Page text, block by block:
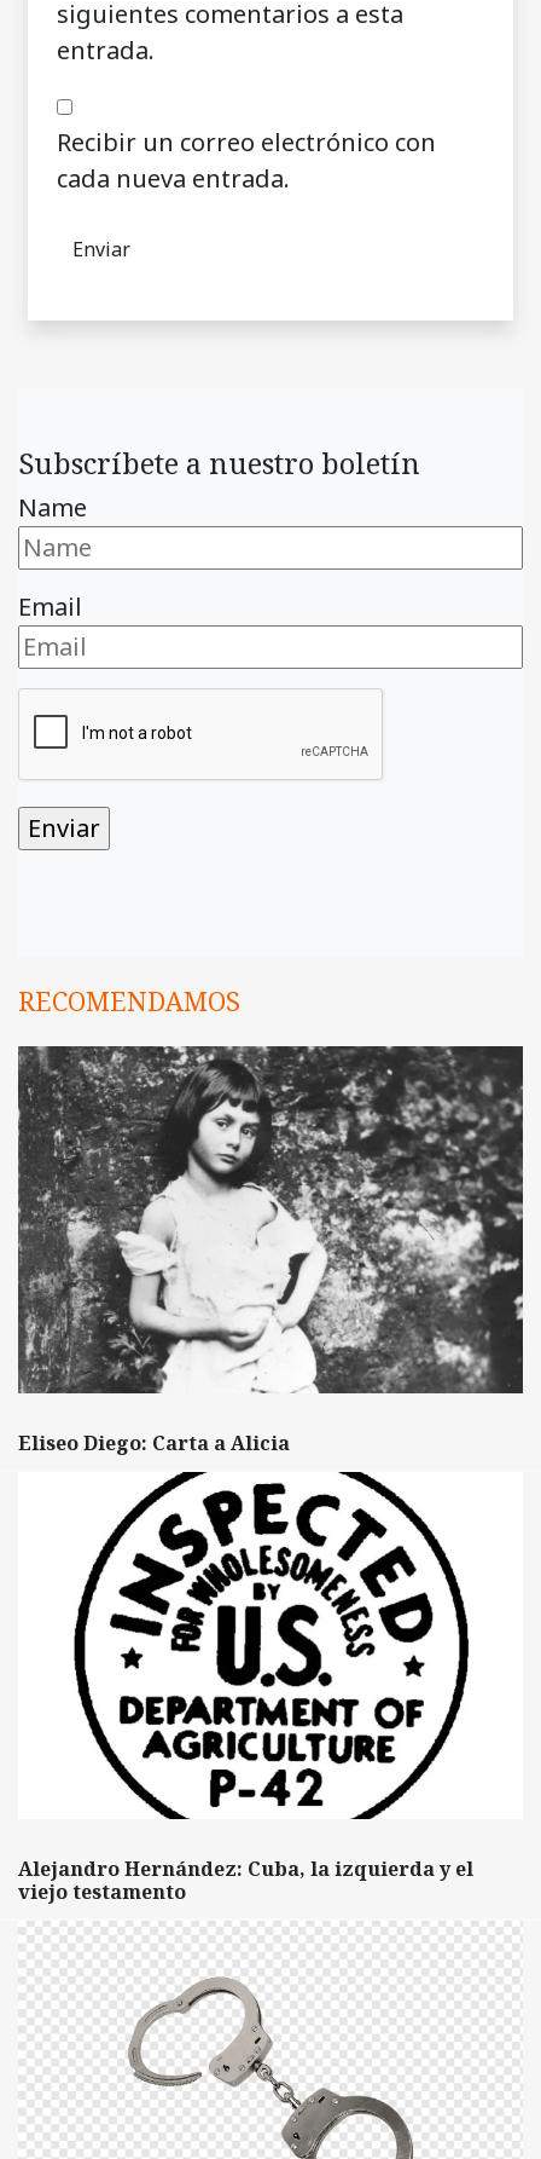
siguientes comentarios a esta
entrada.
Recibir un correo electrónico con
cada nueva entrada.
Subscríbete a nuestro boletín
Name
Email
RECOMENDAMOS
Eliseo Diego: Carta a Alicia
Alejandro Hernández: Cuba, la izquierda y el
viejo testamento